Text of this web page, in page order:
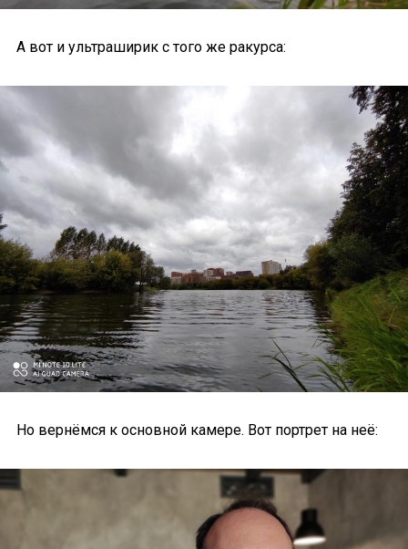
А вот и ультраширик с того же ракурса:
Но вернёмся к основной камере. Вот портрет на неё: